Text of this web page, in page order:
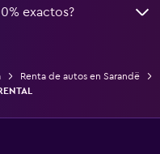
exactos?
Renta de autos en Sarandë